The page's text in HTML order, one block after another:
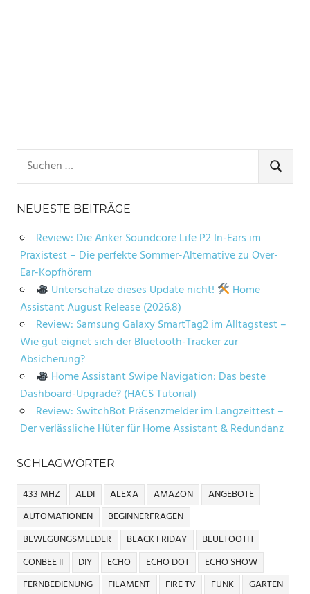
nach:
SUCHEN
NEUESTE BEITRÄGE
Review: Die Anker Soundcore Life P2 In-Ears im
Praxistest – Die perfekte Sommer-Alternative zu Over-
Ear-Kopfhörern
Unterschätze dieses Update nicht!
Home
Assistant August Release (2026.8)
Review: Samsung Galaxy SmartTag2 im Alltagstest –
Wie gut eignet sich der Bluetooth-Tracker zur
Absicherung?
Home Assistant Swipe Navigation: Das beste
Dashboard-Upgrade? (HACS Tutorial)
Review: SwitchBot Präsenzmelder im Langzeittest –
Der verlässliche Hüter für Home Assistant & Redundanz
SCHLAGWÖRTER
433 MHZ ALDI ALEXA AMAZON
ANGEBOTE
AUTOMATIONEN
BEGINNERFRAGEN
BEWEGUNGSMELDER
BLACK FRIDAY
BLUETOOTH
CONBEE II
DIY ECHO ECHO DOT
ECHO SHOW
FERNBEDIENUNG
FILAMENT FIRE TV FUNK
GARTEN